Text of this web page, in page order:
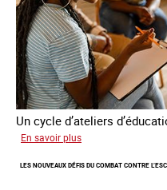
Un cycle d’ateliers
En savoir plus
femme
LES NOUVEAUX DÉFIS DU COMBAT CONTRE